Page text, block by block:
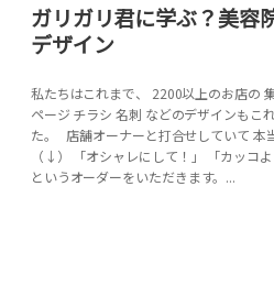
ガリガリ君に学ぶ？美容
デザイン
私たちはこれまで、 2200以上のお店の
ページ チラシ 名刺 などのデザインもこ
た。 店舗オーナーと打合せしていて 本
（↓） 「オシャレにして！」 「カッコ
というオーダーをいただきます。...